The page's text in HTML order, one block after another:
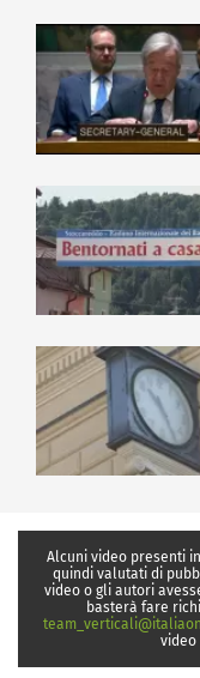
Alcuni video presenti
quindi valutati di
video o gli autori
basterà fare
video